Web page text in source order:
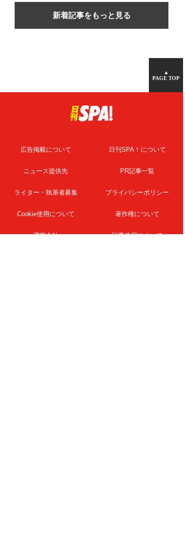
新着記事をもっと見る
▲
PAGE TOP
広告掲載について 日刊SPA！について
ニュース提供先 PR記事一覧
ライター・執筆者募集 プライバシーポリシー
Cookie使用について 著作権について
運営会社 記事使用について